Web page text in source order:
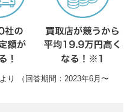
り （回答期間：2023年6月〜